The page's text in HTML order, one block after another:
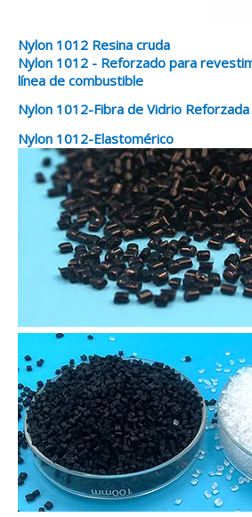
Nylon 1012 Resina cruda
Nylon 1012 - Reforzado para
línea de combustible
Nylon 1012-Fibra de Vidrio Reforzada
Nylon 1012-Elastomérico